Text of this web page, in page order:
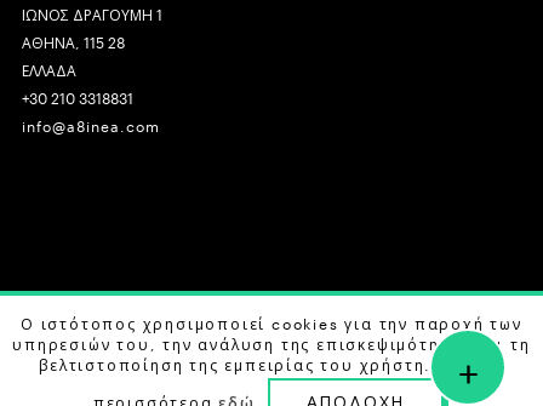
ΙΩΝΟΣ ΔΡΑΓΟΥΜΗ 1
ΑΘΗΝΑ, 115 28
ΕΛΛΑΔΑ
+30 210 3318831
info@a8inea.com
COPYRIGHT © 2026 αθηΝΕΑ, ALL RIGHTS RESERVED.
DESIGN BY G DESIGN STUDIO. DEVELOPED BYB LABS
Ο ιστότοπος χρησιμοποιεί cookies για την παροχή των
υπηρεσιών του, την ανάλυση της επισκεψιμότητας και τη
βελτιστοποίηση της εμπειρίας του χρήστη. Μάθετε
περισσότεραεδώ ΑΠΟΔΟΧΗ
+